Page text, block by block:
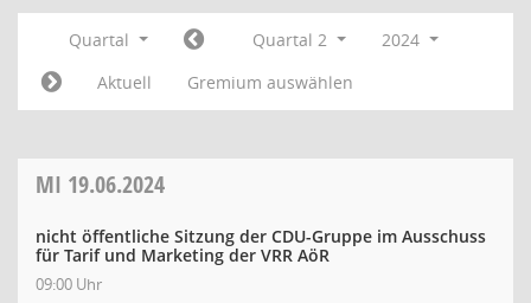
Quartal Quartal 2
2024
Aktuell
Gremium auswählen
MI 19.06.2024
nicht öffentliche Sitzung der CDU-Gruppe im Ausschuss
für Tarif und Marketing der VRR AöR
09:00 Uhr